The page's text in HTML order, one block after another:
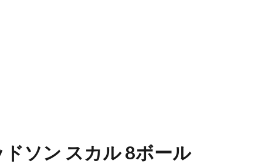
ソン スカル 8ボール